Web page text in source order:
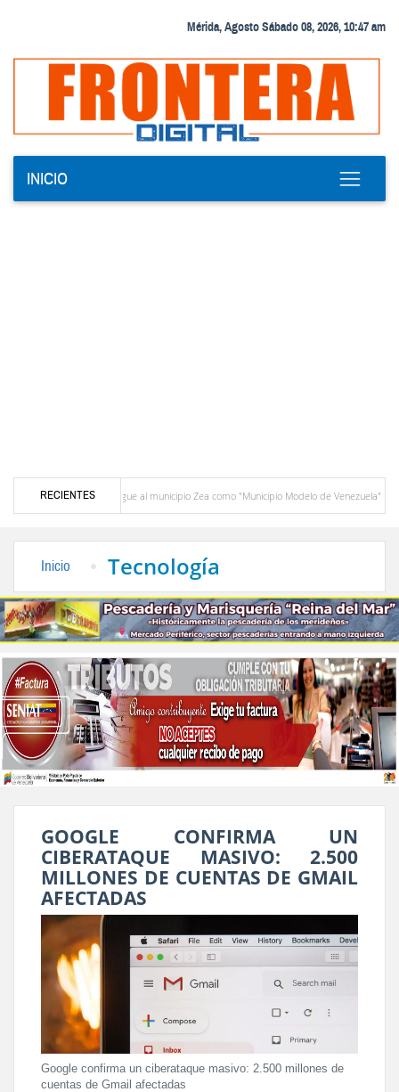
Mérida, Agosto Sábado 08, 2026, 10:47 am
INICIO
RECIENTES
CIEPROL-ULA distingue al municipio Zea como "Municipio Modelo de Venezuela"
Inicio Tecnología
GOOGLE CONFIRMA UN
CIBERATAQUE MASIVO: 2.500
MILLONES DE CUENTAS DE GMAIL
AFECTADAS
Google confirma un ciberataque masivo: 2.500 millones de
cuentas de Gmail afectadas